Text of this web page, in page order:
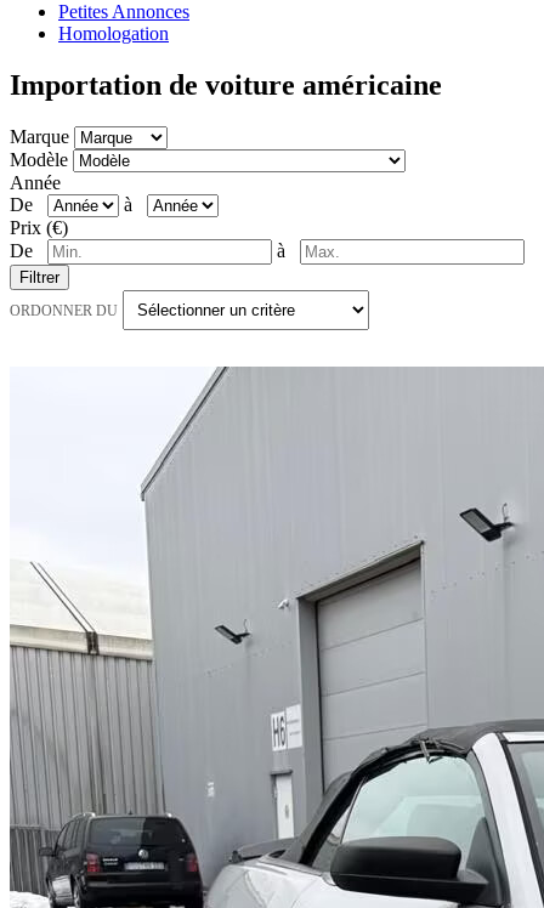
Petites Annonces
Homologation
Importation de voiture américaine
Marque
Modèle
Année
De
à
Prix (€)
De
à
Filtrer
ORDONNER DU